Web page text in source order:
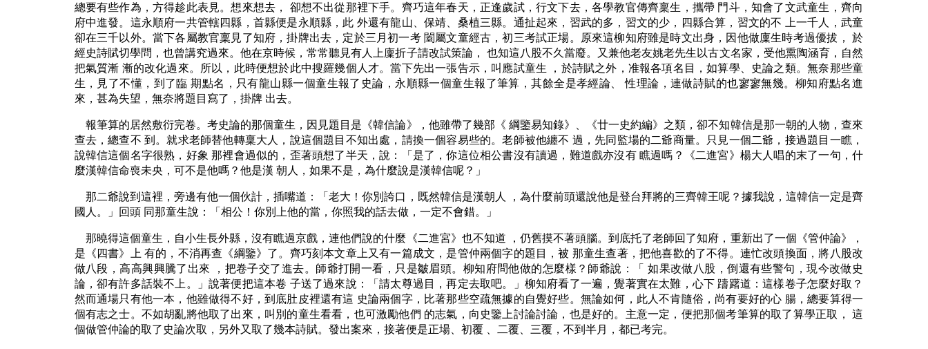
總要有些作為，方得趁此表見。想來想去， 卻想不出從那裡下手。齊巧這年春天，正逢歲試，行文下去，各學教官傳齊稟生，攜帶 門斗，知會了文武童生，齊向
府中進發。這永順府一共管轄四縣，首縣便是永順縣，此 外還有龍山、保靖、桑植三縣。通扯起來，習武的多，習文的少，四縣合算，習文的不 上一千人，武童
卻在三千以外。當下各屬教官稟見了知府，掛牌出去，定於三月初一考 闔屬文童經古，初三考試正場。原來這柳知府雖是時文出身，因他做廩生時考過優拔， 於
經史詩賦切學問，也曾講究過來。他在京時候，常常聽見有人上廩折子請改試策論， 也知這八股不久當廢。又兼他老友姚老先生以古文名家，受他熏陶涵育，自然
把氣質漸 漸的改化過來。所以，此時便想於此中搜羅幾個人才。當下先出一張告示，叫應試童生 ，於詩賦之外，准報各項名目，如算學、史論之類。無奈那些童
生，見了不懂，到了臨 期點名，只有龍山縣一個童生報了史論，永順縣一個童生報了筆算，其餘全是孝經論、 性理論，連做詩賦的也寥寥無幾。柳知府點名進
來，甚為失望，無奈將題目寫了，掛牌 出去。
報筆算的居然敷衍完卷。考史論的那個童生，因見題目是《韓信論》，他雖帶了幾部《 綱鑒易知錄》、《廿一史約編》之類，卻不知韓信是那一朝的人物，查來
查去，總查不 到。就求老師替他轉稟大人，說這個題目不知出處，請換一個容易些的。老師被他纏不 過，先同監場的二爺商量。只見一個二爺，接過題目一瞧，
說韓信這個名字很熟，好象 那裡會過似的，歪著頭想了半天，說：「是了，你這位相公書沒有讀過，難道戲亦沒有 瞧過嗎？《二進宮》楊大人唱的末了一句，什
麼漢韓信命喪未央，可不是他嗎？他是漢 朝人，如果不是，為什麼說是漢韓信呢？」
那二爺說到這裡，旁邊有他一個伙計，插嘴道：「老大！你別誇口，既然韓信是漢朝人 ，為什麼前頭還說他是登台拜將的三齊韓王呢？據我說，這韓信一定是齊
國人。」回頭 同那童生說：「相公！你別上他的當，你照我的話去做，一定不會錯。」
那曉得這個童生，自小生長外縣，沒有瞧過京戲，連他們說的什麼《二進宮》也不知道 ，仍舊摸不著頭腦。到底托了老師回了知府，重新出了一個《管仲論》，
是《四書》上 有的，不消再查《綱鑒》了。齊巧刻本文章上又有一篇成文，是管仲兩個字的題目，被 那童生查著，把他喜歡的了不得。連忙改頭換面，將八股改
做八段，高高興興騰了出來 ，把卷子交了進去。師爺打開一看，只是皺眉頭。柳知府問他做的怎麼樣？師爺說：「 如果改做八股，倒還有些警句，現今改做史
論，卻有許多話裝不上。」說著便把這本卷 子送了過來說：「請太尊過目，再定去取吧。」柳知府看了一遍，覺著實在太難，心下 躊躇道：這樣卷子怎麼好取？
然而通場只有他一本，他雖做得不好，到底肚皮裡還有這 史論兩個字，比著那些空疏無據的自覺好些。無論如何，此人不肯隨俗，尚有要好的心 腸，總要算得一
個有志之士。不如胡亂將他取了出來，叫別的童生看看，也可激勵他們 的志氣，向史鑒上討論討論，也是好的。主意一定，便把那個考筆算的取了算學正取， 這
個做管仲論的取了史論次取，另外又取了幾本詩賦。發出案來，接著便是正場、初覆 、二覆、三覆，不到半月，都已考完。